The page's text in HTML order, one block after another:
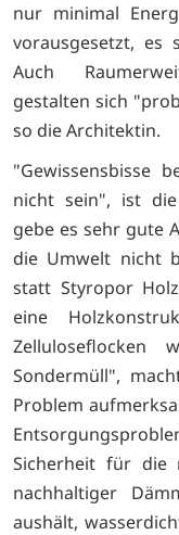
nur minimal
vorausgesetzt, es
Auch
gestalten sich
so die Architektin.
"Gewissensbisse
nicht sein", ist
gebe es sehr gute
die Umwelt nicht
statt Styropor
eine
Zelluloseflocken
Sondermüll",
Problem
Sicherheit für die
nachhaltiger
aushält,